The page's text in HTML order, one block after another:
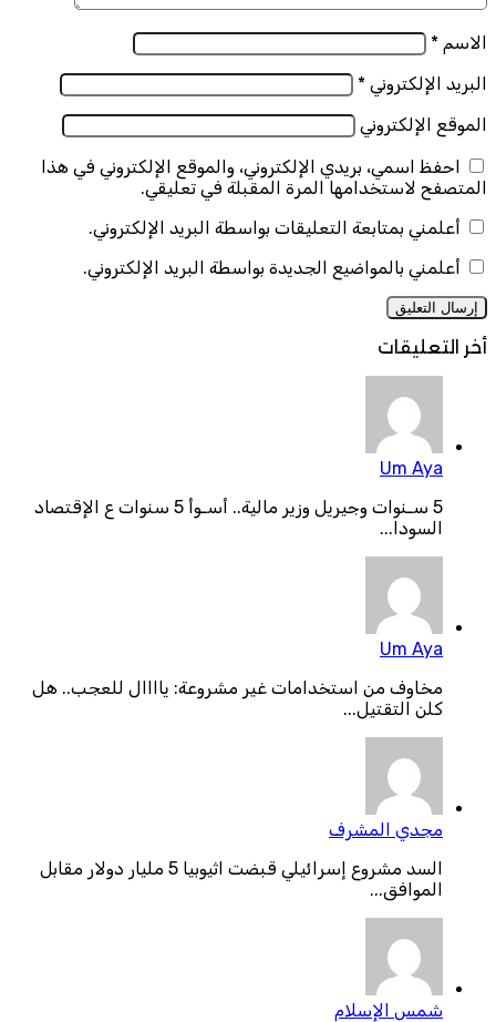
الاسم *
البريد الإلكتروني *
الموقع الإلكتروني
احفظ اسمي، بريدي الإلكتروني، والموقع الإلكتروني في هذا
المتصفح لاستخدامها المرة المقبلة في تعليقي.
أعلمني بمتابعة التعليقات بواسطة البريد الإلكتروني.
أعلمني بالمواضيع الجديدة بواسطة البريد الإلكتروني.
أخر التعليقات
Um Aya
5 سـنوات وجيريل وزير مالية.. أسـوأ 5 سنوات ع الإقتصاد
السودا...
Um Aya
مخاوف من استخدامات غير مشروعة: ياااال للعجب.. هل
كلن التقتيل...
مجدي المشرف
السد مشروع إسرائيلي قبضت اثيوبيا 5 مليار دولار مقابل
الموافق...
شمس الإسلام